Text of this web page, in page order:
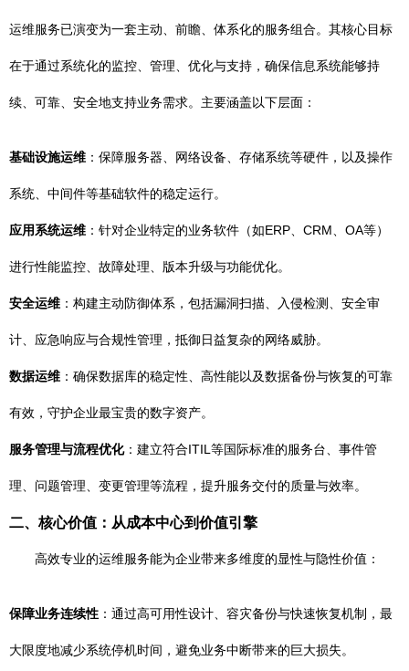
运维服务已演变为一套主动、前瞻、体系化的服务组合。其核心目标
在于通过系统化的监控、管理、优化与支持，确保信息系统能够持
续、可靠、安全地支持业务需求。主要涵盖以下层面：
基础设施运维 ：保障服务器、网络设备、存储系统等硬件，以及操作
系统、中间件等基础软件的稳定运行。
应用系统运维 ：针对企业特定的业务软件（如ERP、CRM、OA等）
进行性能监控、故障处理、版本升级与功能优化。
安全运维 ：构建主动防御体系，包括漏洞扫描、入侵检测、安全审
计、应急响应与合规性管理，抵御日益复杂的网络威胁。
数据运维 ：确保数据库的稳定性、高性能以及数据备份与恢复的可靠
有效，守护企业最宝贵的数字资产。
服务管理与流程优化：建立符合ITIL等国际标准的服务台、事件管
理、问题管理、变更管理等流程，提升服务交付的质量与效率。
二、核心价值：从成本中心到价值引擎
高效专业的运维服务能为企业带来多维度的显性与隐性价值：
保障业务连续性 ：通过高可用性设计、容灾备份与快速恢复机制，最
大限度地减少系统停机时间，避免业务中断带来的巨大损失。